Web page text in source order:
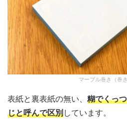
マーブル巻き（巻き
表紙と裏表紙の無い、 糊でくっ
じと呼んで区別しています。